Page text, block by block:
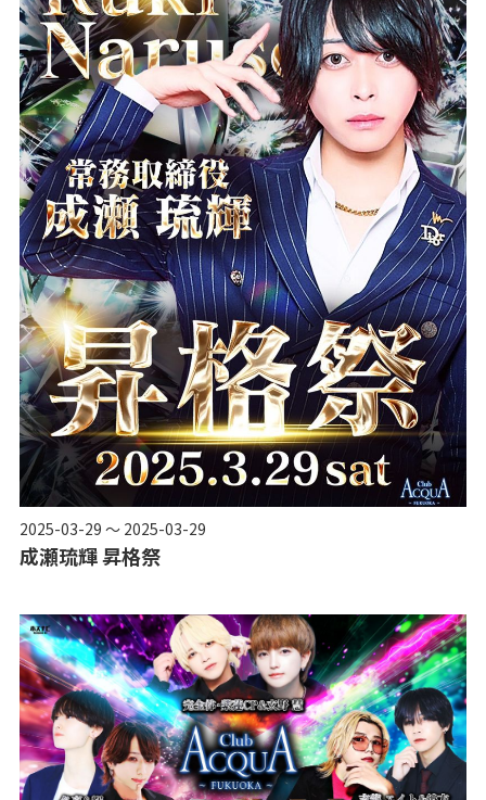
2025-03-29 ～ 2025-03-29
成瀬琉輝 昇格祭